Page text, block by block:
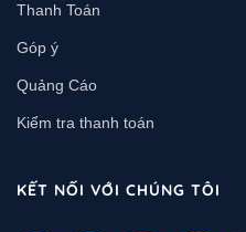
Thanh Toán
Góp ý
Quảng Cáo
Kiểm tra thanh toán
KẾT NỐI VỚI CHÚNG TÔI